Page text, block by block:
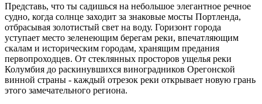
Представь, что ты садишься на небольшое элегантное речное
судно, когда солнце заходит за знаковые мосты Портленда,
отбрасывая золотистый свет на воду. Горизонт города
уступает место зеленеющим берегам реки, впечатляющим
скалам и историческим городам, хранящим предания
первопроходцев. От стеклянных просторов ущелья реки
Колумбия до раскинувшихся виноградников Орегонской
винной страны - каждый отрезок реки открывает новую грань
этого замечательного региона.